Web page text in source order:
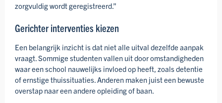
zorgvuldig wordt geregistreerd.”
Gerichter interventies kiezen
Een belangrijk inzicht is dat niet alle uitval dezelfde aanpak
vraagt. Sommige studenten vallen uit door omstandig­heden
waar een school nauwelijks invloed op heeft, zoals detentie
of ernstige thuis­situaties. Anderen maken juist een bewuste
overstap naar een andere opleiding of baan.